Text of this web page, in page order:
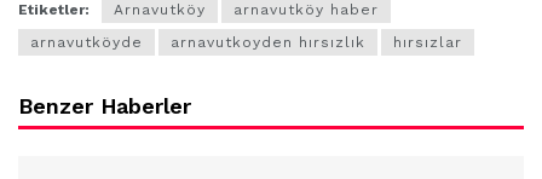
Etiketler: Arnavutköy
arnavutköy haber
arnavutköyde
arnavutkoyden hırsızlık hırsızlar
Benzer Haberler